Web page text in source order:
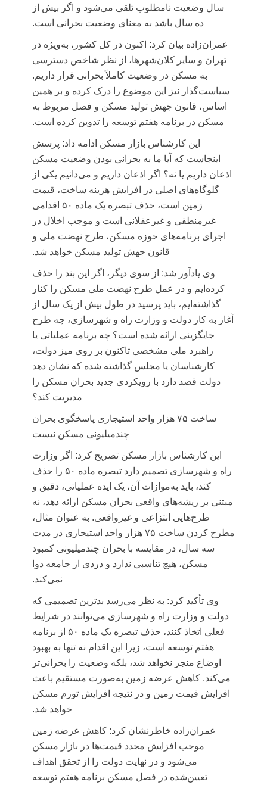
سال وضعیت نامطلوب تلقی می‌شود و اگر بیش از
ده سال باشد به معنای وضعیت بحرانی است.
عمران‌زاده بیان کرد: اکنون در کل کشور، به‌ویژه در
تهران و سایر کلان‌شهرها، از نظر شاخص دسترسی
به مسکن در وضعیت کاملاً بحرانی قرار داریم.
سیاست‌گذار نیز این موضوع را درک کرده و بر همین
اساس، قانون جهش تولید مسکن و فصل مربوط به
مسکن در برنامه هفتم توسعه را تدوین کرده است.
این کارشناس بازار مسکن ادامه داد: پرسش
اینجاست که آیا ما به بحرانی بودن وضعیت مسکن
اذعان داریم یا نه؟ اگر اذعان داریم و می‌دانیم یکی از
گلوگاه‌های اصلی در افزایش هزینه ساخت، قیمت
زمین است، حذف تبصره یک ماده ۵۰ اقدامی
غیرمنطقی و غیرعقلانی است و موجب اخلال در
اجرای برنامه‌های حوزه مسکن، طرح نهضت ملی و
قانون جهش تولید مسکن خواهد شد.
وی یادآور شد: از سوی دیگر، اگر این بند را حذف
کرده‌ایم و در عمل طرح نهضت ملی مسکن را کنار
گذاشته‌ایم، باید پرسید در طول بیش از یک سال از
آغاز به کار دولت و وزارت راه و شهرسازی، چه طرح
جایگزینی ارائه شده است؟ چه برنامه عملیاتی یا
راهبرد ملی مشخصی تاکنون بر روی میز دولت،
کارشناسان یا مجلس گذاشته شده که نشان دهد
دولت قصد دارد با رویکردی جدید بحران مسکن را
مدیریت کند؟
ساخت ۷۵ هزار واحد استیجاری پاسخگوی بحران
چندمیلیونی مسکن نیست
این کارشناس بازار مسکن تصریح کرد: اگر وزارت
راه و شهرسازی تصمیم دارد تبصره ماده ۵۰ را حذف
کند، باید به‌موازات آن، یک ایده عملیاتی، دقیق و
مبتنی بر ریشه‌های واقعی بحران مسکن ارائه دهد، نه
طرح‌هایی انتزاعی و غیرواقعی. به عنوان مثال،
مطرح کردن ساخت ۷۵ هزار واحد استیجاری در مدت
سه سال، در مقایسه با بحران چندمیلیونی کمبود
مسکن، هیچ تناسبی ندارد و دردی از جامعه دوا
نمی‌کند.
وی تأکید کرد: به نظر می‌رسد بدترین تصمیمی که
دولت و وزارت راه و شهرسازی می‌توانند در شرایط
فعلی اتخاذ کنند، حذف تبصره یک ماده ۵۰ از برنامه
هفتم توسعه است، زیرا این اقدام نه تنها به بهبود
اوضاع منجر نخواهد شد، بلکه وضعیت را بحرانی‌تر
می‌کند. کاهش عرضه زمین به‌صورت مستقیم باعث
افزایش قیمت زمین و در نتیجه افزایش تورم مسکن
خواهد شد.
عمران‌زاده خاطرنشان کرد: کاهش عرضه زمین
موجب افزایش مجدد قیمت‌ها در بازار مسکن
می‌شود و در نهایت دولت را از تحقق اهداف
تعیین‌شده در فصل مسکن برنامه هفتم توسعه